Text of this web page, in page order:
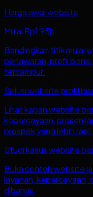
Harga awal website
Mulai Rp1,95jt
Bandingkan titik mulai
penawaran, profil
tercampur.
Solusi website profil
Lihat kapan website
kepercayaan,
prospek yang lebih rapi.
Studi kasus website
Buka contoh website
layanan, kepercayaan,
dibahas.